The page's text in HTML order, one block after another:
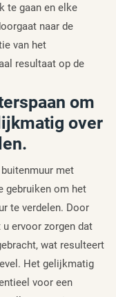
te gaan en elke
naar de
van het
resultaat op de
om
over
met
gebruiken om het
te verdelen. Door
u ervoor zorgen dat
wat resulteert
Het gelijkmatig
voor een